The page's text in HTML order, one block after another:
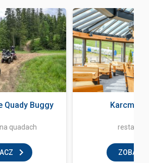
Quady Buggy
quadach
Karcma
ZOBACZ